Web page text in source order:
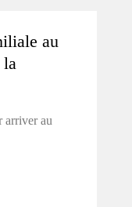
au
la
arriver au